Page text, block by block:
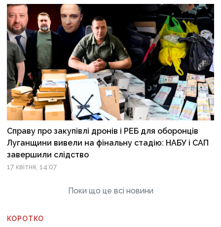
Справу про закупівлі дронів і РЕБ для оборонців
Луганщини вивели на фінальну стадію: НАБУ і САП
завершили слідство
17 квітня, 14:07
Поки що це всі новини
КОРОТКО